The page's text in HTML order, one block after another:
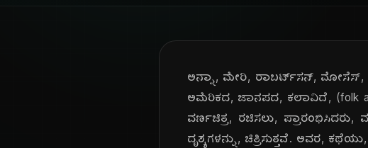
ಅನ್ನಾ, ಮೇರಿ, ರಾಬರ್ಟ್‌ಸನ್, ಮೋಸೆಸ್,
ಅಮೆರಿಕದ, ಜಾನಪದ, ಕಲಾವಿದೆ, (folk
ವರ್ಣಚಿತ್ರ, ರಚಿಸಲು, ಪ್ರಾರಂಭಿಸಿದರು,
ದೃಶ್ಯಗಳನ್ನು, ಚಿತ್ರಿಸುತ್ತವೆ. ಅವರ,